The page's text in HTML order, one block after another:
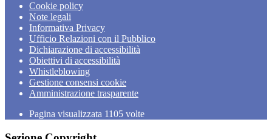
Cookie policy
Note legali
Informativa Privacy
Ufficio Relazioni con il Pubblico
Dichiarazione di accessibilità
Obiettivi di accessibilità
Whistleblowing
Gestione consensi cookie
Amministrazione trasparente
Pagina visualizzata 1105 volte